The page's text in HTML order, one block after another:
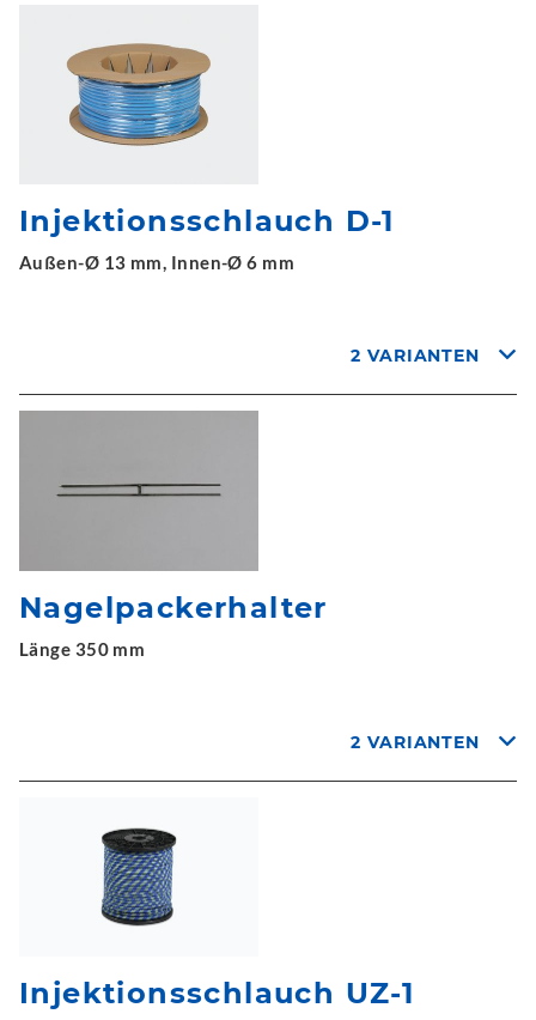
Injektionsschlauch D-1
Außen-Ø 13 mm, Innen-Ø 6 mm
2 VARIANTEN
Nagelpackerhalter
Länge 350 mm
2 VARIANTEN
Injektionsschlauch UZ-1